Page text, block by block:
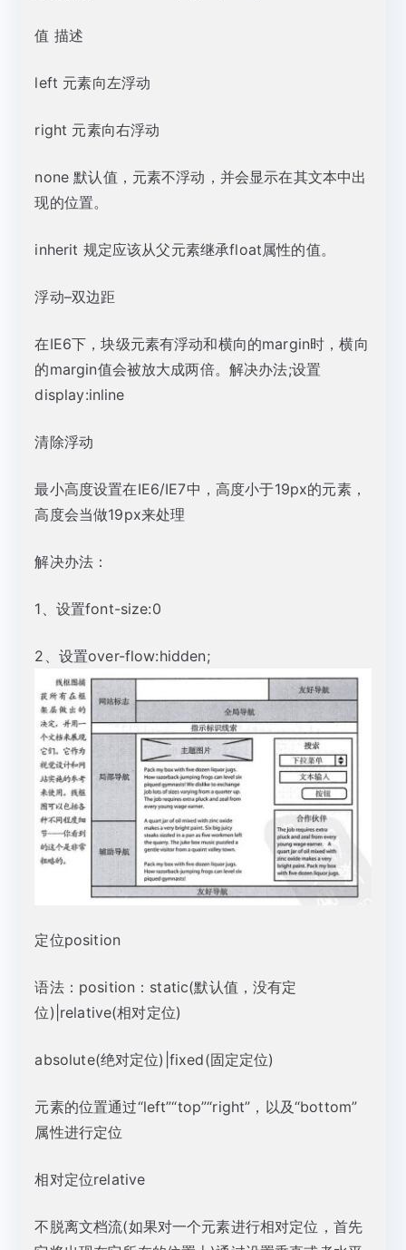
值 描述
left 元素向左浮动
right 元素向右浮动
none 默认值，元素不浮动，并会显示在其文本中出
现的位置。
inherit 规定应该从父元素继承float属性的值。
浮动–双边距
在IE6下，块级元素有浮动和横向的margin时，横向
的margin值会被放大成两倍。解决办法;设置
display:inline
清除浮动
最小高度设置在IE6/IE7中，高度小于19px的元素，
高度会当做19px来处理
解决办法：
1、设置font-size:0
2、设置over-flow:hidden;
定位position
语法：position：static(默认值，没有定
位)|relative(相对定位)
absolute(绝对定位)|fixed(固定定位)
元素的位置通过“left”“top”“right”，以及“bottom”
属性进行定位
相对定位relative
不脱离文档流(如果对一个元素进行相对定位，首先